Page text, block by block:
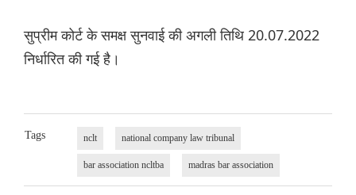
सुप्रीम कोर्ट के समक्ष सुनवाई की अगली तिथि 20.07.2022
निर्धारित की गई है।
Tags nclt national company law tribunal
bar association ncltba madras bar association